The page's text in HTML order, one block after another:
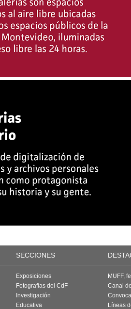
SECCIONES
Exposiciones
Fotografías del CdF
Investigación
Educativa
MUFF,
Canal
Líneas